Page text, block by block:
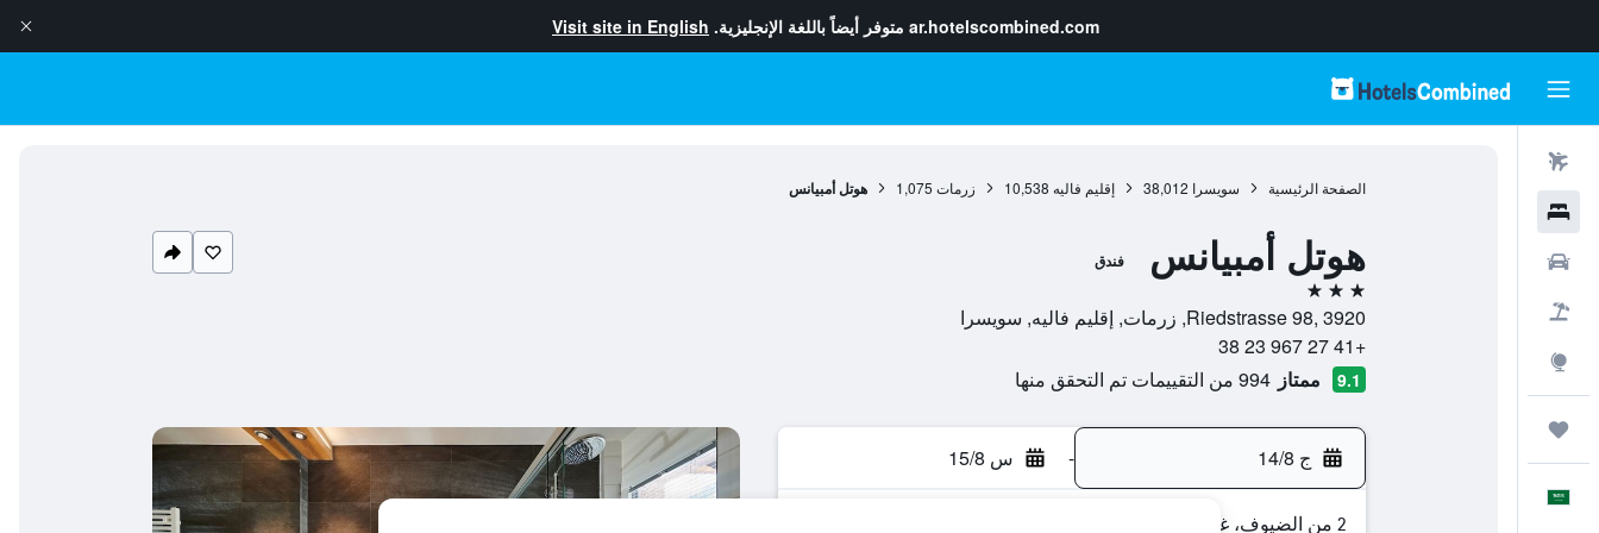
ar.hotelscombined.com متوفر أيضاً باللغة الإنجليزية. Visit site in English
الصفحة الرئيسية سويسرا 38,012 إقليم فاليه 10,538 زرمات 1,075 هوتل أمبيانس
هوتل أمبيانس فندق
3 نجوم
Riedstrasse 98, 3920, زرمات, إقليم فاليه, سويسرا
+41 27 967 23 38
9.1 ممتاز 994 من التقييمات تم التحقق منها
ج 14/8 - س 15/8
2 من الضيوف، غرفة واحدة